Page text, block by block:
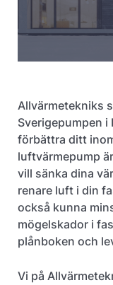
Allvärmetekniks
Sverigepumpen
förbättra ditt
luftvärmepump
vill sänka dina
renare luft i din
också kunna
mögelskador i
plånboken och
Vi på